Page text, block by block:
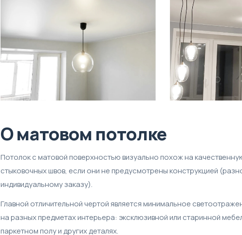
О матовом потолке
Потолок с матовой поверхностью визуально похож на
стыковочных швов, если они не предусмотрены конструкцией
индивидуальному заказу).
Главной отличительной чертой является минимальное
на разных предметах интерьера: эксклюзивной или старинной
паркетном полу и других деталях.